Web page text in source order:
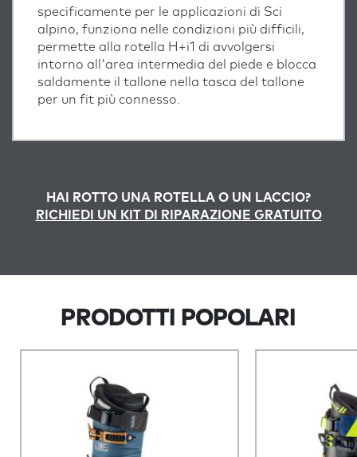
specificamente per le applicazioni di Sci
alpino, funziona nelle condizioni più difficili,
permette alla rotella H+i1 di avvolgersi
intorno all'area intermedia del piede e blocca
saldamente il tallone nella tasca del tallone
per un fit più connesso.
HAI ROTTO UNA ROTELLA O UN LACCIO?
RICHIEDI UN KIT DI RIPARAZIONE GRATUITO
PRODOTTI POPOLARI